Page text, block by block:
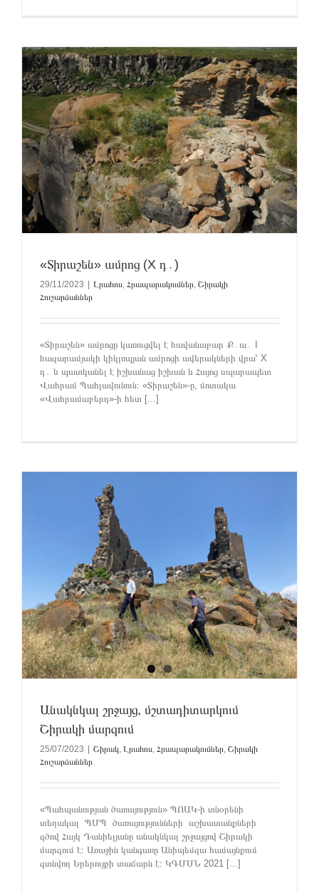
«Տիրաշեն» ամրոց (X դ․)
29/11/2023 Լրահոս, Հրապարակումներ, Շիրակի
Հուշարձաններ
«Տիրաշեն» ամրոցը կառուցվել է հավանաբար Ք․ա․ I
հազարամյակի կիկլոպյան ամրոցի ավերակների վրա՝ X
դ․ և պատկանել է իշխանաց իշխան և Հայոց սպարապետ
Վահրամ Պահլավունուն։ «Տիրաշեն»-ը, մոտակա
«Վահրամաբերդ»-ի հետ [...]
Անակնկալ շրջայց, մշտադիտարկում
Շիրակի մարզում
25/07/2023 Շիրակ, Լրահոս, Հրապարակումներ, Շիրակի
Հուշարձաններ
«Պահպանության ծառայություն» ՊՈԱԿ-ի տնօրենի
տեղակալ ՊՄՊ ծառայությունների աշխատանքների
գծով Հայկ Դանիելյանը անակնկալ շրջայցով Շիրակի
մարզում է։ Առաջին կանգառը Անիպեմզա համայնքում
գտնվող Երերույքի տաճարն է։ ԿԳՄՍՆ 2021 [...]